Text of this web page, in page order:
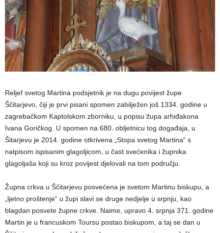
Reljef svetog Martina podsjetnik je na dugu povijest župe
Ščitarjevo, čiji je prvi pisani spomen zabilježen još 1334. godine u
zagrebačkom Kaptolskom zborniku, u popisu župa arhiđakona
Ivana Goričkog. U spomen na 680. obljetnicu tog događaja, u
Šitarjevu je 2014. godine otkrivena „Stopa svetog Martina“ s
natpisom ispisanim glagoljicom, u čast svećenika i župnika
glagoljaša koji su kroz povijest djelovali na tom području.
Župna crkva u Ščitarjevu posvećena je svetom Martinu biskupu, a
„ljetno proštenje“ u župi slavi se druge nedjelje u srpnju, kao
blagdan posvete župne crkve. Naime, upravo 4. srpnja 371. godine
Martin je u francuskom Toursu postao biskupom, a taj se dan u